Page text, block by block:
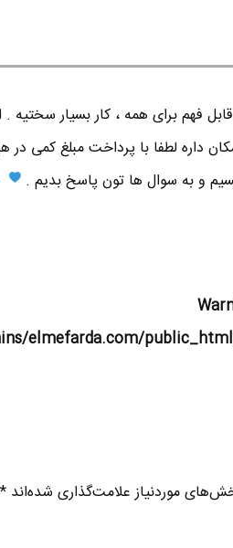
فهم برای همه ، کار بسیار سختیه
داره لطفا با پرداخت مبلغ کمی
و به سوال ها تون پاسخ بدیم .
elmefarda.com/
موردنیاز علامت‌گذاری شده‌اند*